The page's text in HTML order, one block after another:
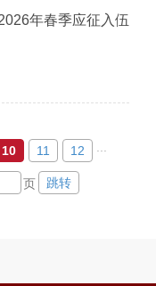
年春季应征入伍
10 11 12 ...
页 跳转